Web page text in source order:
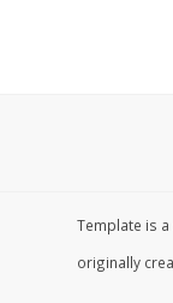
Template is
originally